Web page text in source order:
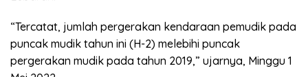
“Tercatat, jumlah pergerakan kendaraan pemudik pada
puncak mudik tahun ini (H-2) melebihi puncak
pergerakan mudik pada tahun 2019,” ujarnya, Minggu 1